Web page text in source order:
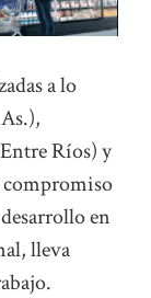
a lo
Ríos) y
compromiso
en
lleva